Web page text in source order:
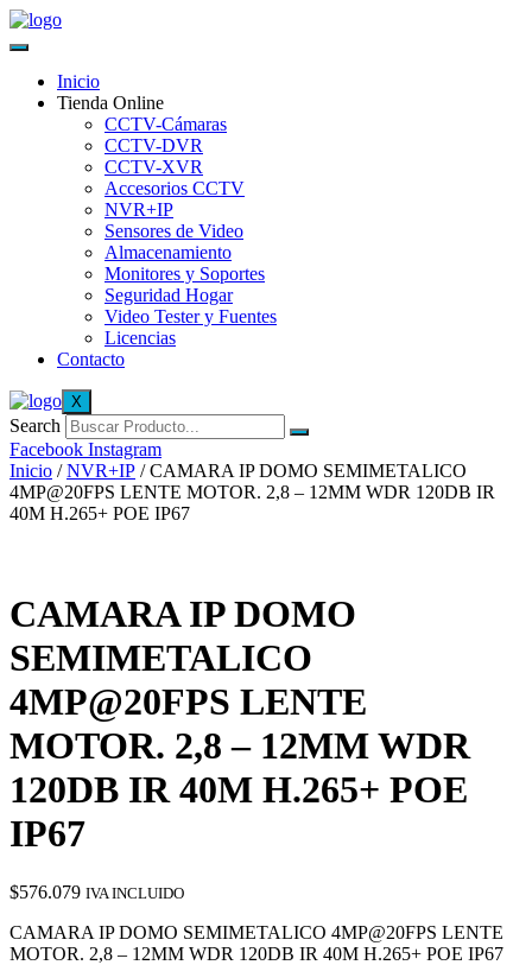
Inicio
Tienda Online
CCTV-Cámaras
CCTV-DVR
CCTV-XVR
Accesorios CCTV
NVR+IP
Sensores de Video
Almacenamiento
Monitores y Soportes
Seguridad Hogar
Video Tester y Fuentes
Licencias
Contacto
X
Search
Facebook Instagram
Inicio /NVR+IP / CAMARA IP DOMO SEMIMETALICO
4MP@20FPS LENTE MOTOR. 2,8 – 12MM WDR 120DB IR
40M H.265+ POE IP67
CAMARA IP DOMO
SEMIMETALICO
4MP@20FPS LENTE
MOTOR. 2,8 – 12MM WDR
120DB IR 40M H.265+ POE
IP67
$576.079 IVA INCLUIDO
CAMARA IP DOMO SEMIMETALICO 4MP@20FPS LENTE
MOTOR. 2,8 – 12MM WDR 120DB IR 40M H.265+ POE IP67